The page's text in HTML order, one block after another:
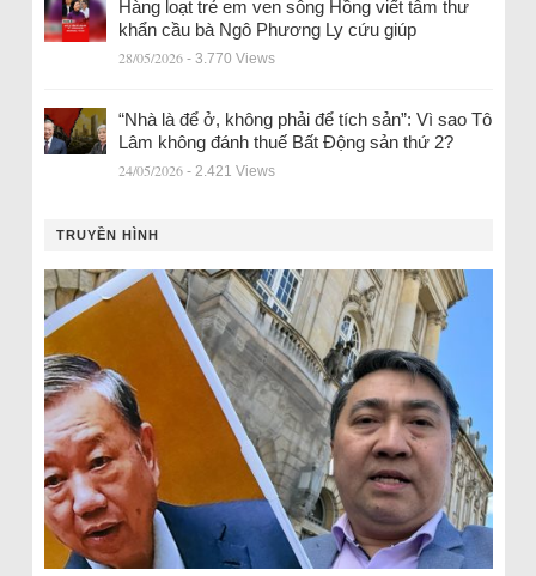
Hàng loạt trẻ em ven sông Hồng viết tâm thư
khẩn cầu bà Ngô Phương Ly cứu giúp
28/05/2026 - 3.770 Views
“Nhà là để ở, không phải để tích sản”: Vì sao Tô
Lâm không đánh thuế Bất Động sản thứ 2?
24/05/2026 - 2.421 Views
TRUYỀN HÌNH